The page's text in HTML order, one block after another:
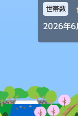
世帯数
2026年6